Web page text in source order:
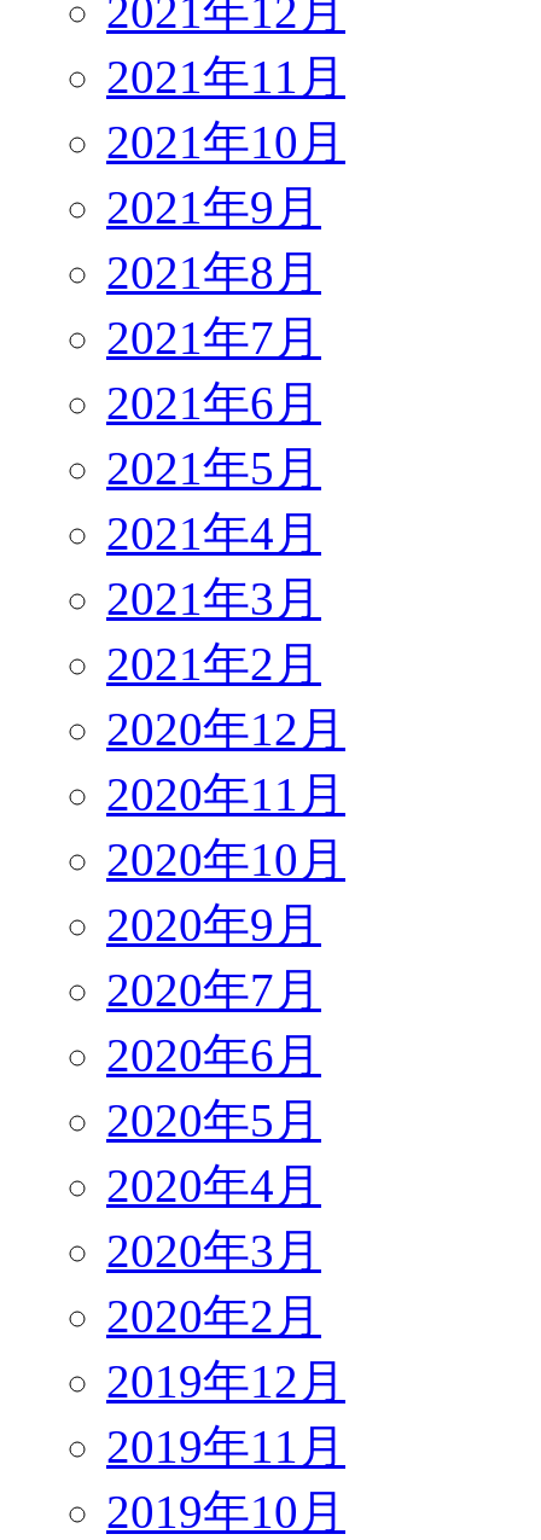
2021年12月
2021年11月
2021年10月
2021年9月
2021年8月
2021年7月
2021年6月
2021年5月
2021年4月
2021年3月
2021年2月
2020年12月
2020年11月
2020年10月
2020年9月
2020年7月
2020年6月
2020年5月
2020年4月
2020年3月
2020年2月
2019年12月
2019年11月
2019年10月